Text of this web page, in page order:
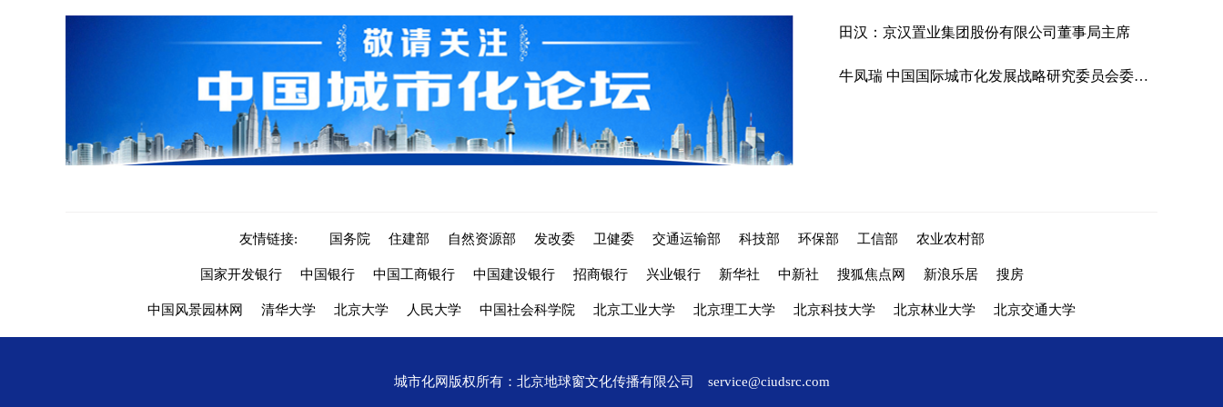
田汉：京汉置业集团股份有限公司董事局主席
牛凤瑞 中国国际城市化发展战略研究委员会委员、中国社科院城市发展与环境研究中心原主任、中国城市经济学会副会长
友情链接: 国务院 住建部 自然资源部 发改委 卫健委 交通运输部 科技部 环保部 工信部 农业农村部
国家开发银行 中国银行 中国工商银行 中国建设银行 招商银行 兴业银行 新华社 中新社 搜狐焦点网 新浪乐居 搜房
中国风景园林网 清华大学 北京大学 人民大学 中国社会科学院 北京工业大学 北京理工大学 北京科技大学 北京林业大学 北京交通大学
城市化网版权所有：北京地球窗文化传播有限公司 service@ciudsrc.com